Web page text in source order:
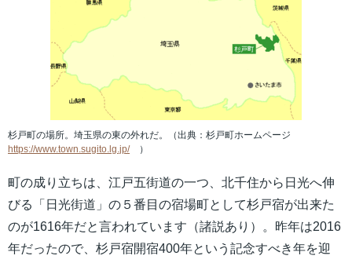
杉戸町の場所。埼玉県の東の外れだ。（出典：杉戸町ホームページ
https://www.town.sugito.lg.jp/）
町の成り立ちは、江戸五街道の一つ、北千住から日光へ伸
びる「日光街道」の５番目の宿場町として杉戸宿が出来た
のが1616年だと言われています（諸説あり）。昨年は2016
年だったので、杉戸宿開宿400年という記念すべき年を迎